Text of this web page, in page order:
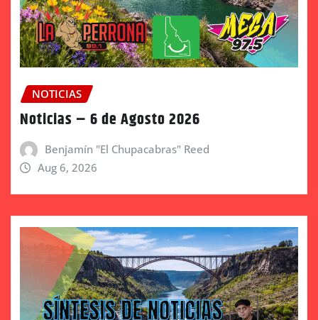
NOTICIAS
Noticias – 6 de Agosto 2026
Benjamín "El Chupacabras" Reed
Aug 6, 2026